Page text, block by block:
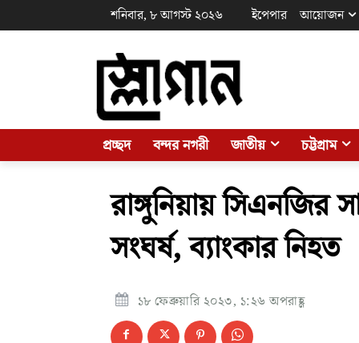
শনিবার, ৮ আগস্ট ২০২৬ ইপেপার আয়োজন
প্রচ্ছদ বন্দর নগরী জাতীয় চট্টগ্রাম
রাঙ্গুনিয়ায় সিএনজির
সংঘর্ষ, ব্যাংকার নিহত
১৮ ফেব্রুয়ারি ২০২৩, ১:২৬ অপরাহ্ণ